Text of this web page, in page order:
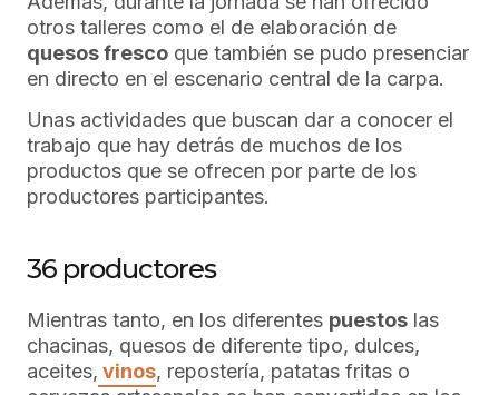
otros talleres como el de elaboración de
quesos fresco que también se pudo presenciar
en directo en el escenario central de la carpa.
Unas actividades que buscan dar a conocer el
trabajo que hay detrás de muchos de los
productos que se ofrecen por parte de los
productores participantes.
36 productores
Mientras tanto, en los diferentes puestos las
chacinas, quesos de diferente tipo, dulces,
aceites, vinos, repostería, patatas fritas o